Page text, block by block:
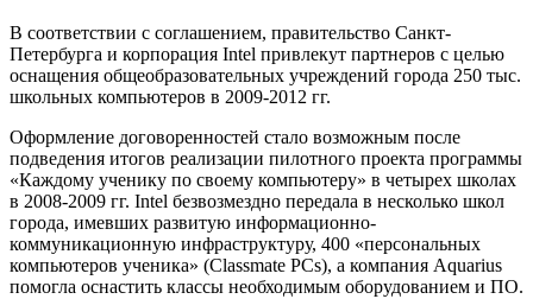
В соответствии с соглашением, правительство Санкт-
Петербурга и корпорация Intel привлекут партнеров с целью
оснащения общеобразовательных учреждений города 250 тыс.
школьных компьютеров в 2009-2012 гг.
Оформление договоренностей стало возможным после
подведения итогов реализации пилотного проекта программы
«Каждому ученику по своему компьютеру» в четырех школах
в 2008-2009 гг. Intel безвозмездно передала в несколько школ
города, имевших развитую информационно-
коммуникационную инфраструктуру, 400 «персональных
компьютеров ученика» (Classmate PCs), а компания Aquarius
помогла оснастить классы необходимым оборудованием и ПО.